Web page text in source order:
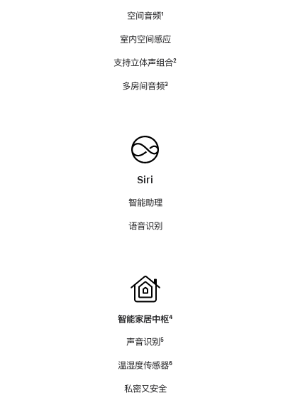
空间音频脚
¹
室内空间感应
支持立体声组合脚
²
多房间音频脚
³
Siri
智能助理
语音识别
智能家居中枢脚
⁴
声音识别脚
⁵
温湿度传感器脚
⁶
私密又安全